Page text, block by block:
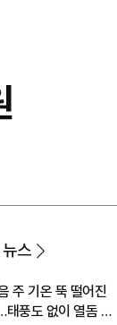
스
주 기온 뚝 떨어진
태풍도 없이 열돔 박